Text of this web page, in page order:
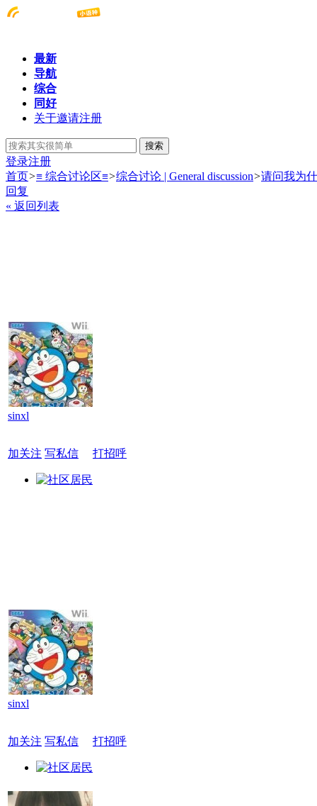
最新
导航
综合
同好
关于邀请注册
搜索
登录注册
首页>≡ 综合讨论区≡>综合讨论 | General discussion>请问我为
回复
« 返回列表
sinxl
加关注 写私信 打招呼
sinxl
加关注 写私信 打招呼